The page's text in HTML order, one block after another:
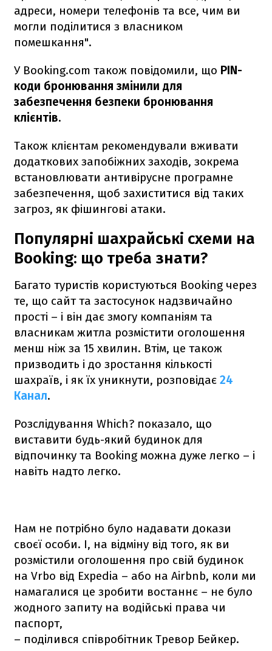
адреси, номери телефонів та все, чим ви
могли поділитися з власником
помешкання".
У Booking.com також повідомили, що PIN-
коди бронювання змінили для
забезпечення безпеки бронювання
клієнтів.
Також клієнтам рекомендували вживати
додаткових запобіжних заходів, зокрема
встановлювати антивірусне програмне
забезпечення, щоб захиститися від таких
загроз, як фішингові атаки.
Популярні шахрайські схеми на
Booking: що треба знати?
Багато туристів користуються Booking через
те, що сайт та застосунок надзвичайно
прості – і він дає змогу компаніям та
власникам житла розмістити оголошення
менш ніж за 15 хвилин. Втім, це також
призводить і до зростання кількості
шахраїв, і як їх уникнути, розповідає 24
Канал.
Розслідування Which? показало, що
виставити будь-який будинок для
відпочинку та Booking можна дуже легко – і
навіть надто легко.
Нам не потрібно було надавати докази
своєї особи. І, на відміну від того, як ви
розмістили оголошення про свій будинок
на Vrbo від Expedia – або на Airbnb, коли ми
намагалися це зробити востаннє – не було
жодного запиту на водійські права чи
паспорт,
– поділився співробітник Тревор Бейкер.